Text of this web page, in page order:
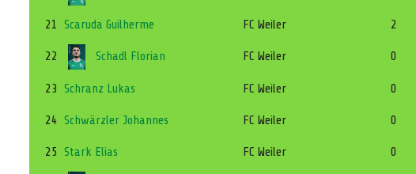
21 Scaruda Guilherme FC Weiler 2
22 Schadl Florian FC Weiler 0
23 Schranz Lukas FC Weiler 0
24 Schwärzler Johannes FC Weiler 0
25 Stark Elias FC Weiler 0